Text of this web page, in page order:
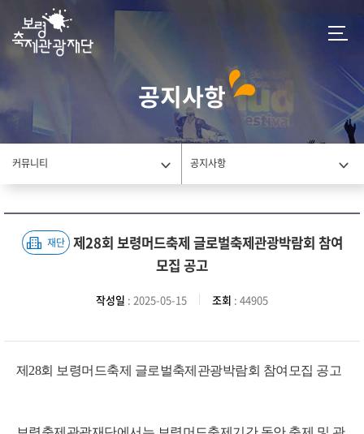
공지사항
커뮤니티 공지사항
재단 제28회 보령머드축제 글로벌축제관광박람회 참여
모집 공고
작성일 : 2025-05-15 조회 : 44905
제28회 보령머드축제 글로벌축제관광박람회 참여모집 공고